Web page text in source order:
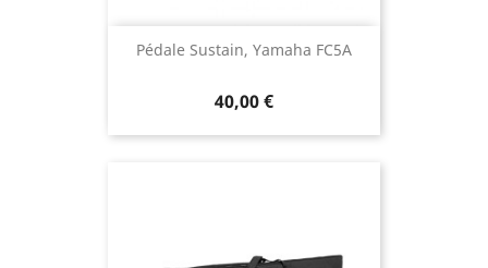
Pédale Sustain, Yamaha FC5A
40,00 €